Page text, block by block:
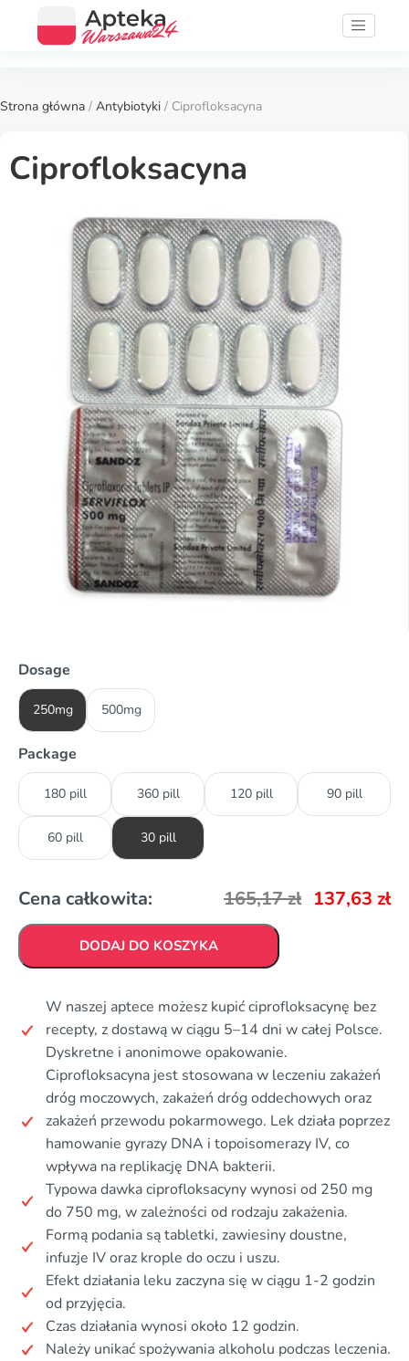
Strona główna / Antybiotyki / Ciprofloksacyna
Ciprofloksacyna
Dosage
250mg 500mg
Package
180 pill 360 pill 120 pill 90 pill
60 pill 30 pill
Cena całkowita: 165,17zł 137,63 zł
DODAJ DO KOSZYKA
W naszej aptece możesz kupić ciprofloksacynę bez
recepty, z dostawą w ciągu 5–14 dni w całej Polsce.
Dyskretne i anonimowe opakowanie.
Ciprofloksacyna jest stosowana w leczeniu zakażeń
dróg moczowych, zakażeń dróg oddechowych oraz
zakażeń przewodu pokarmowego. Lek działa poprzez
hamowanie gyrazy DNA i topoisomerazy IV, co
wpływa na replikację DNA bakterii.
Typowa dawka ciprofloksacyny wynosi od 250 mg
do 750 mg, w zależności od rodzaju zakażenia.
Formą podania są tabletki, zawiesiny doustne,
infuzje IV oraz krople do oczu i uszu.
Efekt działania leku zaczyna się w ciągu 1-2 godzin
od przyjęcia.
Czas działania wynosi około 12 godzin.
Należy unikać spożywania alkoholu podczas leczenia.